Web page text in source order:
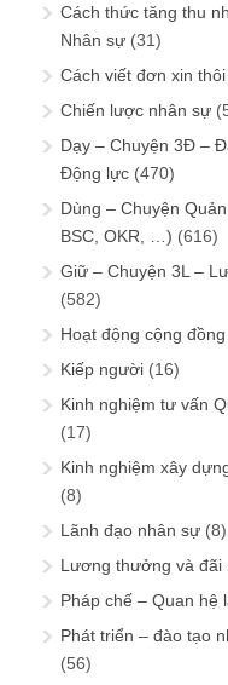
Cách thức tăng thu
Nhân sự (31)
Cách viết đơn xin
Chiến lược nhân sự
Dạy – Chuyện 3Đ –
Động lực (470)
Dùng – Chuyện
BSC, OKR, …) (616)
Giữ – Chuyện 3L –
(582)
Hoạt động cộng
Kiếp người (16)
Kinh nghiệm tư vấn
(17)
Kinh nghiệm xây
(8)
Lãnh đạo nhân sự (8)
Lương thưởng và đãi
Pháp chế – Quan hệ
Phát triển – đào tạo
(56)